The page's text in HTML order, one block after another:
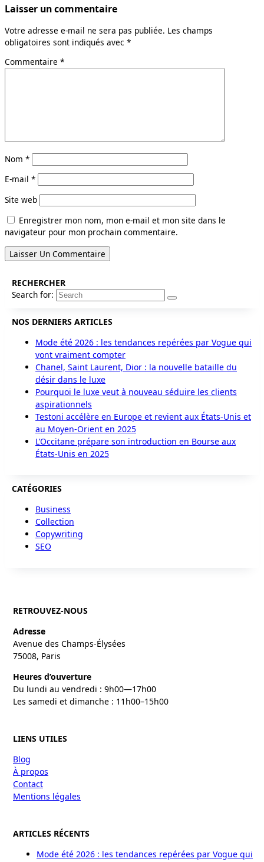
Laisser un commentaire
Votre adresse e-mail ne sera pas publiée. Les champs
obligatoires sont indiqués avec *
Commentaire *
Nom *
E-mail *
Site web
Enregistrer mon nom, mon e-mail et mon site dans le
navigateur pour mon prochain commentaire.
RECHERCHER
Search for:
NOS DERNIERS ARTICLES
Mode été 2026 : les tendances repérées par Vogue qui
vont vraiment compter
Chanel, Saint Laurent, Dior : la nouvelle bataille du
désir dans le luxe
Pourquoi le luxe veut à nouveau séduire les clients
aspirationnels
Testoni accélère en Europe et revient aux États-Unis et
au Moyen-Orient en 2025
L’Occitane prépare son introduction en Bourse aux
États-Unis en 2025
CATÉGORIES
Business
Collection
Copywriting
SEO
RETROUVEZ-NOUS
Adresse
Avenue des Champs-Élysées
75008, Paris
Heures d’ouverture
Du lundi au vendredi : 9h00—17h00
Les samedi et dimanche : 11h00–15h00
LIENS UTILES
Blog
À propos
Contact
Mentions légales
ARTICLES RÉCENTS
Mode été 2026 : les tendances repérées par Vogue qui